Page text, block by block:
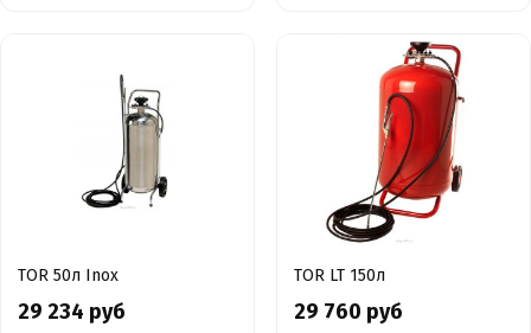
TOR 50л Inox
29 234 руб
TOR LT 150л
29 760 руб